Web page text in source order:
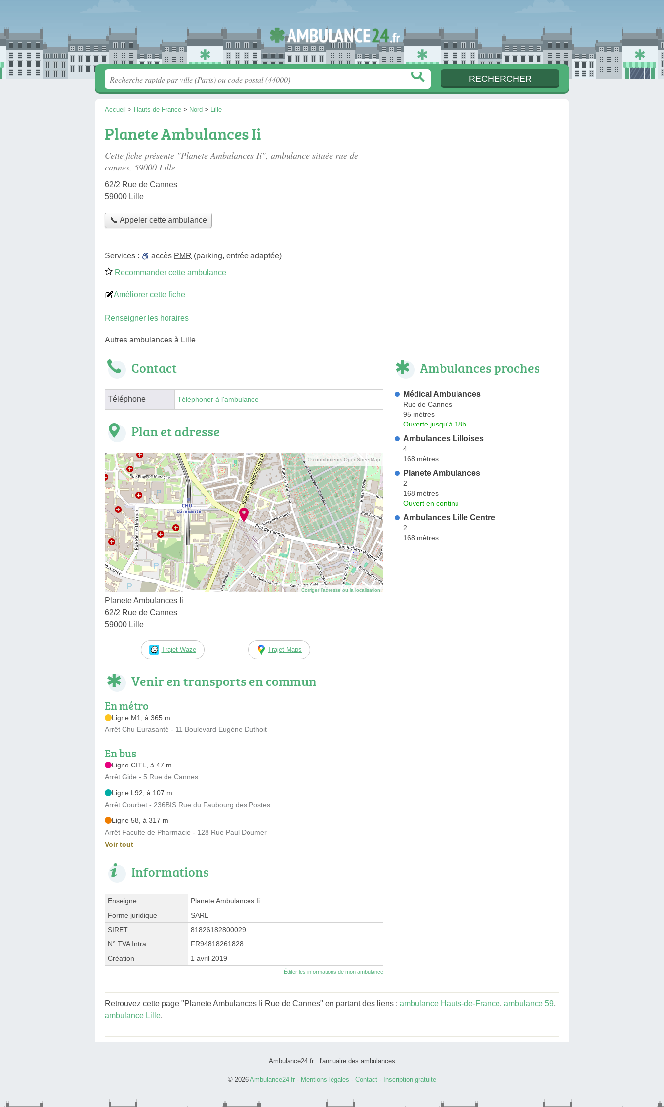
Accueil > Hauts-de-France > Nord > Lille
Planete Ambulances Ii
Cette fiche présente "Planete Ambulances Ii", ambulance située rue de
cannes, 59000 Lille.
62/2 Rue de Cannes
59000 Lille
📞 Appeler cette ambulance
Services : accès PMR (parking, entrée adaptée)
Recommander cette ambulance
Améliorer cette fiche
Renseigner les horaires
Autres ambulances à Lille
Contact
Téléphone Téléphoner à l'ambulance
Plan et adresse
© contributeurs OpenStreetMap
Corriger l’adresse ou la localisation
Planete Ambulances Ii
62/2 Rue de Cannes
59000 Lille
Trajet Waze Trajet Maps
Venir en transports en commun
En métro
Ligne M1, à 365 m
Arrêt Chu Eurasanté - 11 Boulevard Eugène Duthoit
En bus
Ligne CITL, à 47 m
Arrêt Gide - 5 Rue de Cannes
Ligne L92, à 107 m
Arrêt Courbet - 236BIS Rue du Faubourg des Postes
Ligne 58, à 317 m
Arrêt Faculte de Pharmacie - 128 Rue Paul Doumer
Voir tout
Informations
Enseigne
Planete Ambulances Ii
Forme juridique
SARL
SIRET
81826182800029
N° TVA Intra.
FR94818261828
Création
1 avril 2019
Éditer les informations de mon ambulance
Ambulances proches
Médical Ambulances
Rue de Cannes
95 mètres
Ouverte jusqu'à 18h
Ambulances Lilloises
4
168 mètres
Planete Ambulances
2
168 mètres
Ouvert en continu
Ambulances Lille Centre
2
168 mètres
Retrouvez cette page "Planete Ambulances Ii Rue de Cannes" en partant des liens : ambulance Hauts-de-France, ambulance 59,
ambulance Lille.
Ambulance24.fr : l'annuaire des ambulances
© 2026 Ambulance24.fr - Mentions légales - Contact - Inscription gratuite